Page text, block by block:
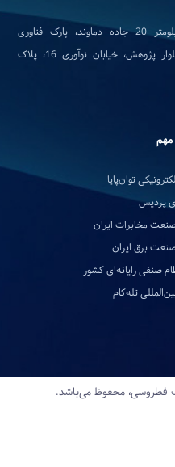
تهران، کیلومتر 20 جاده دماوند، پارک فناوری
پردیس، بلوار پژوهش، خیابان نوآوری 16، پلاک
مهم
توان‌پایا
پردیس
مخابرات ایران
برق ایران
صنفی رایانه‌ای کشور
تله‌کام
فطروسی، محفوظ می‌باشد.